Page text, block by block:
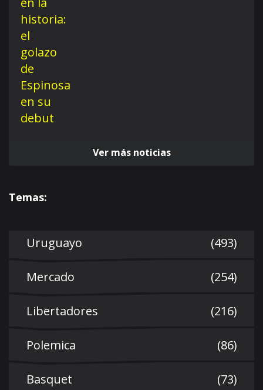
Ver más noticias
Temas:
Uruguayo (493)
Mercado (254)
Libertadores (216)
Polemica (86)
Basquet (73)